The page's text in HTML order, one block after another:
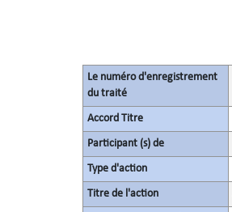
Le numéro d'enregistrement
du traité
Accord Titre
Participant (s) de
Type d'action
Titre de l'action